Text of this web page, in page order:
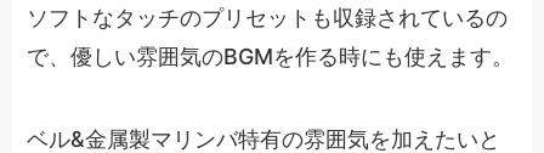
ソフトなタッチのプリセットも収録されているの
で、優しい雰囲気のBGMを作る時にも使えます。
ベル&金属製マリンバ特有の雰囲気を加えたいと